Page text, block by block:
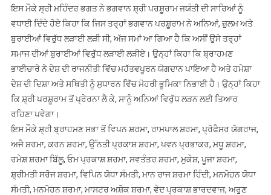
ਵਿਰੁੱਧ
ਲੜਾਈ
ਲੜੀ
:
ਮਹਿੰਦਰ
ਭਗਤ*
ਇਸ ਮੌਕੇ ਸ੍ਰੀ ਮਹਿੰਦਰ ਭਗਤ ਨੇ ਭਗਵਾਨ ਸ਼੍ਰੀ ਪਰਸ਼ੂਰਾਮ ਜਯੰਤੀ ਦੀ ਸਾਰਿਆਂ ਨੂੰ
ਵਧਾਈ ਦਿੰਦੇ ਹੋਏ ਕਿਹਾ ਕਿ ਜਿਸ ਤਰ੍ਹਾਂ ਭਗਵਾਨ ਪਰਸ਼ੂਰਾਮ ਨੇ ਅਨਿਆਂ, ਜ਼ੁਲਮ ਅਤੇ
ਬੁਰਾਈਆਂ ਵਿਰੁੱਧ ਲੜਾਈ ਲੜੀ ਸੀ, ਅੱਜ ਸਮਾਂ ਆ ਗਿਆ ਹੈ ਕਿ ਅਸੀਂ ਉਸੇ ਤਰ੍ਹਾਂ
ਸਮਾਜ ਦੀਆਂ ਬੁਰਾਈਆਂ ਵਿਰੁੱਧ ਲੜਾਈ ਲੜੀਏ। ਉਨ੍ਹਾਂ ਕਿਹਾ ਕਿ ਬ੍ਰਾਹਮਣ
ਭਾਈਚਾਰੇ ਨੇ ਦੇਸ਼ ਦੀ ਰਾਜਨੀਤੀ ਵਿੱਚ ਮਹੱਤਵਪੂਰਨ ਯੋਗਦਾਨ ਪਾਇਆ ਹੈ ਅਤੇ ਹਮੇਸ਼ਾ
ਦੇਸ਼ ਦੀ ਦਿਸ਼ਾ ਅਤੇ ਸਥਿਤੀ ਨੂੰ ਸੁਧਾਰਨ ਵਿੱਚ ਮੋਹਰੀ ਭੂਮਿਕਾ ਨਿਭਾਈ ਹੈ। ਉਨ੍ਹਾਂ ਕਿਹਾ
ਕਿ ਸ਼੍ਰੀ ਪਰਸ਼ੂਰਾਮ ਤੋਂ ਪ੍ਰੇਰਨਾ ਲੈ ਕੇ, ਸਾਨੂੰ ਅਨਿਆਂ ਵਿਰੁੱਧ ਲੜਨ ਲਈ ਤਿਆਰ
ਰਹਿਣਾ ਪਵੇਗਾ।
ਇਸ ਮੌਕੇ ਸ਼੍ਰੀ ਬ੍ਰਾਹਮਣ ਸਭਾ ਤੋਂ ਵਿਪਨ ਸ਼ਰਮਾ, ਰਾਮਪਾਲ ਸ਼ਰਮਾ, ਪ੍ਰੋਫੈਸਰ ਯੋਗਰਾਜ,
ਅਜੈ ਸ਼ਰਮਾ, ਕਰਨ ਸ਼ਰਮਾ, ਉੱਨਤੀ ਪ੍ਰਕਾਸ਼ ਸ਼ਰਮਾ, ਪਵਨ ਪ੍ਰਭਾਕਰ, ਮਧੂ ਸ਼ਰਮਾ,
ਰਮੇਸ਼ ਸ਼ਰਮਾ ਬਿੱਲੂ, ਓਮ ਪ੍ਰਕਾਸ਼ ਸ਼ਰਮਾ, ਸਵਤੰਤਰ ਸ਼ਰਮਾ, ਮੁਕੇਸ਼, ਪੂਜਾ ਸ਼ਰਮਾ,
ਸ਼੍ਰੀਮਤੀ ਸਰੋਜ ਸ਼ਰਮਾ, ਵਿਪਿਨ ਯੋਧਾ ਸੰਮਤੀ, ਮਾਨ ਰਾਜ ਸ਼ਰਮਾ ਹਿੰਦੀ, ਮਨਮੋਹਨ ਯੋਧਾ
ਸੰਮਤੀ, ਮਨਮੋਹਨ ਸ਼ਰਮਾ, ਮਾਸਟਰ ਅਸ਼ੋਕ ਸ਼ਰਮਾ, ਵੇਦ ਪ੍ਰਕਾਸ਼ ਭਾਰਦਵਾਜ, ਅਰੁਣ